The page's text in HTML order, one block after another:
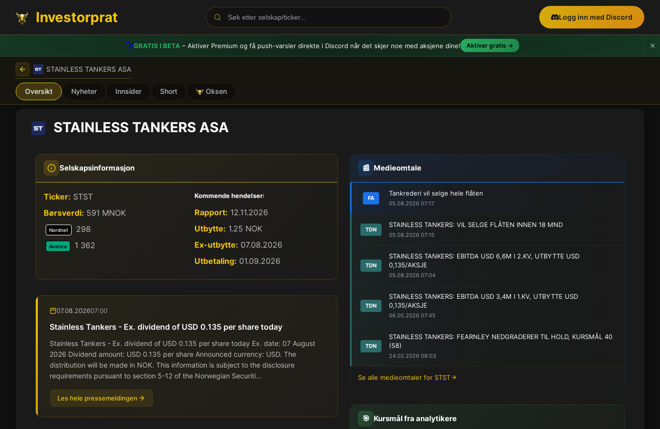
Investorprat Logg inn med Discord
🚀GRATIS I BETA – Aktiver Premium og få push-varslerdirekte i Discord når det skjer noe med aksjene dine! Aktiver gratis →
STAINLESS TANKERS ASA
Oversikt Nyheter Innsider Short Oksen
STAINLESS TANKERS ASA
Selskapsinformasjon
Ticker: STST
Børsverdi: 591 MNOK
Nordnet 298
Avanza 1 362
Kommende hendelserℹ️
Rapport: 12.11.2026
Utbytte: 1.25 NOK
Ex-utbytte: 07.08.2026
Utbetaling: 01.09.2026
07.08.202607:00
Stainless Tankers - Ex. dividend of USD 0.135 per share today
Stainless Tankers - Ex. dividend of USD 0.135 per share today Ex. date: 07 August
2026 Dividend amount: USD 0.135 per share Announced currency: USD. The
distribution will be made in NOK. This information is subject to the disclosure
requirements pursuant to section 5-12 of the Norwegian Securiti...
Les hele pressemeldingen
📰 Medieomtale
FA
Tankrederi vil selge hele flåten
05.08.2026 07:17
TDN
STAINLESS TANKERS: VIL SELGE FLÅTEN INNEN 18 MND
05.08.2026 07:15
TDN
STAINLESS TANKERS: EBITDA USD 6,6M I 2.KV, UTBYTTE USD
0,135/AKSJE
05.08.2026 07:04
TDN
STAINLESS TANKERS: EBITDA USD 3,4M I 1.KV, UTBYTTE USD
0,135/AKSJE
06.05.2026 07:45
TDN
STAINLESS TANKERS: FEARNLEY NEDGRADERER TIL HOLD, KURSMÅL 40
(58)
24.02.2026 08:03
Se alle medieomtaler for STST
🎯 Kursmål fra analytikere